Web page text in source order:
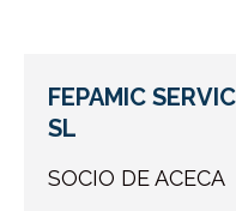
FEPAMIC
SL
SOCIO DE ACECA